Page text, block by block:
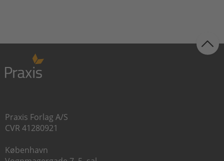
Praxis Forlag A/S
CVR 41280921
København